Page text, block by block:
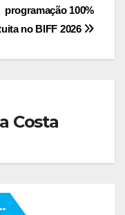
programação 100%
no BIFF 2026
Costa